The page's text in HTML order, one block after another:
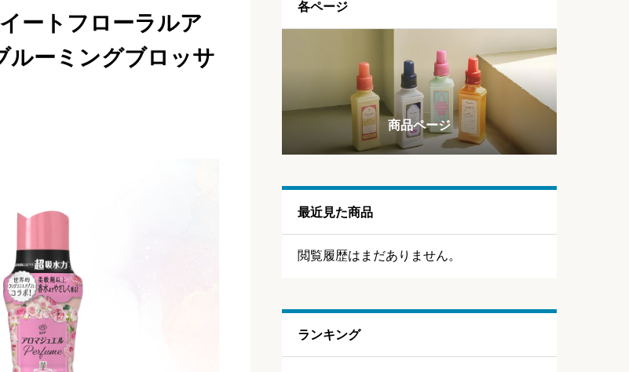
ートフローラルア
ルーミングブロッサ
各ページ
ランキング
商品ページ
ブログページ
最近見た商品
閲覧履歴はまだありません。
ランキング